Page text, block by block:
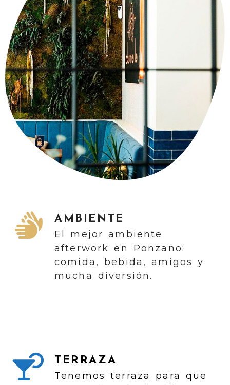
AMBIENTE
El mejor ambiente
afterwork en Ponzano:
comida, bebida, amigos y
mucha diversión.
TERRAZA
Tenemos terraza para que